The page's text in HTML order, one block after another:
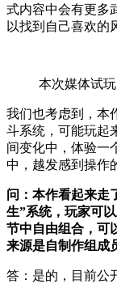
式内容中会有更多
以找到自己喜欢的
本次媒体试
我们也考虑到，
斗系统，可能玩
间变化中，体验一
中，越发感到操作
问：本作看起来走
生”系统，玩家可
节中自由组合，可
来源是自制作组成
答：是的，目前公